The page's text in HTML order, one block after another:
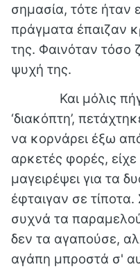
σημασία, τότε ήταν
πράγματα έπαιζαν
της. Φαινόταν τόσο
ψυχή της.
Και μόλις πήγε
‘διακόπτη’,
να κορνάρει έξω
αρκετές φορές, είχε
μαγειρέψει για τα
έφταιγαν σε
συχνά τα
δεν τα αγαπούσε,
αγάπη μπροστά σ'